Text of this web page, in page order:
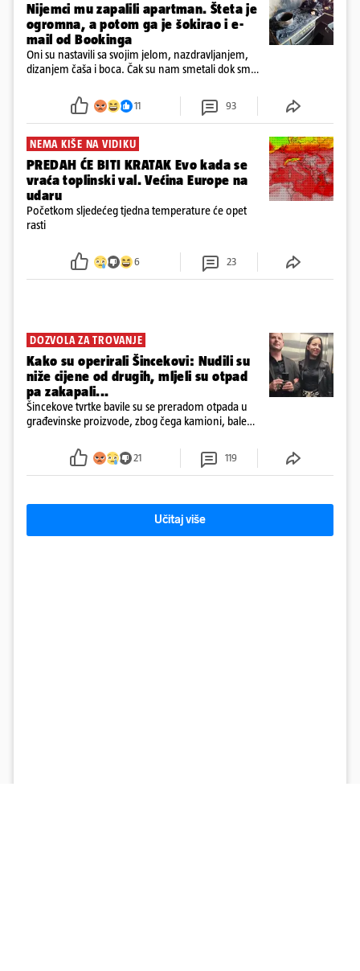
Nijemci mu zapalili apartman. Šteta je
ogromna, a potom ga je šokirao i e-
mail od Bookinga
Oni su nastavili sa svojim jelom, nazdravljanjem,
dizanjem čaša i boca. Čak su nam smetali dok smo
požar, rekao je vlasnik
11 93
NEMA KIŠE NA VIDIKU
PREDAH ĆE BITI KRATAK Evo kada se
vraća toplinski val. Većina Europe na
udaru
Početkom sljedećeg tjedna temperature će opet
rasti
6 23
DOZVOLA ZA TROVANJE
Kako su operirali Šincekovi: Nudili su
niže cijene od drugih, mljeli su otpad
pa zakapali...
Šincekove tvrtke bavile su se preradom otpada u
građevinske proizvode, zbog čega kamioni, bale
21 119
Učitaj više